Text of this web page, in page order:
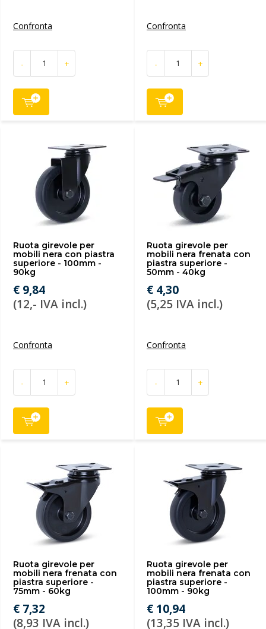
Confronta
- +
Confronta
- +
Ruota girevole per
mobili nera con piastra
superiore - 100mm -
90kg
€ 9,84
(12,- IVA incl.)
Confronta
- +
Ruota girevole per
mobili nera frenata con
piastra superiore -
50mm - 40kg
€ 4,30
(5,25 IVA incl.)
Confronta
- +
Ruota girevole per
mobili nera frenata con
piastra superiore -
75mm - 60kg
€ 7,32
(8,93 IVA incl.)
Ruota girevole per
mobili nera frenata con
piastra superiore -
100mm - 90kg
€ 10,94
(13,35 IVA incl.)